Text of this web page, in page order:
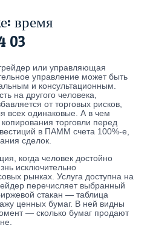
время
03
или управляющая
управление может быть
и консультационным.
на другого человека,
от торговых рисков,
всех одинаковые. А в чем
торговли перед
в ПАММ счета 100%-е,
сделок.
когда человек достойно
исключительно
рынках. Услуга доступна на
перечисляет выбранный
стакан — таблица
ценных бумаг. В ней видны
— сколько бумаг продают